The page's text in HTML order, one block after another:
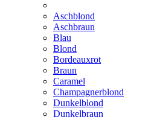
Aschblond
Aschbraun
Blau
Blond
Bordeauxrot
Braun
Caramel
Champagnerblond
Dunkelblond
Dunkelbraun